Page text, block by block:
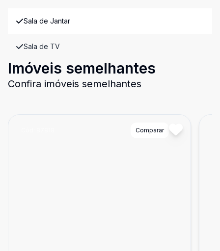
Sala de Jantar
Sala de TV
Imóveis semelhantes
Confira imóveis semelhantes
Comparar